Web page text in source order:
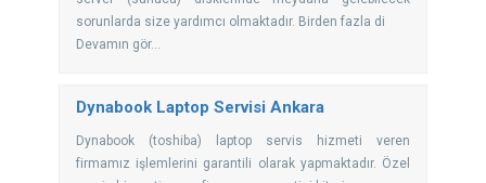
sorunlarda size yardımcı olmaktadır. Birden fazla di
Devamın gör...
Dynabook Laptop Servisi Ankara
Dynabook (toshiba) laptop servis hizmeti veren
firmamız işlemlerini garantili olarak yapmaktadır. Özel